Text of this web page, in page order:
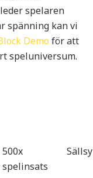
spelaren
spänning kan vi
Demo för att
speluniversum.
500x
spelinsats